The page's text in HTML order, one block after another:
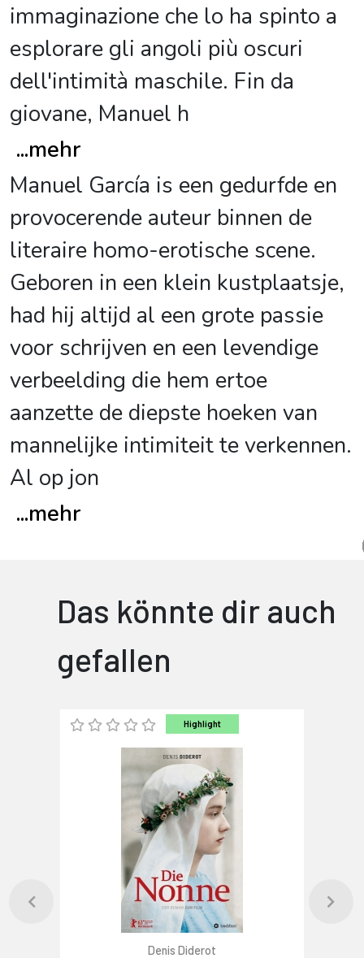
immaginazione che lo ha spinto a
esplorare gli angoli più oscuri
dell'intimità maschile. Fin da
giovane, Manuel h
...mehr
Manuel García is een gedurfde en
provocerende auteur binnen de
literaire homo-erotische scene.
Geboren in een klein kustplaatsje,
had hij altijd al een grote passie
voor schrijven en een levendige
verbeelding die hem ertoe
aanzette de diepste hoeken van
mannelijke intimiteit te verkennen.
Al op jon
...mehr
Das könnte dir auch
gefallen
Highlight
Denis Diderot